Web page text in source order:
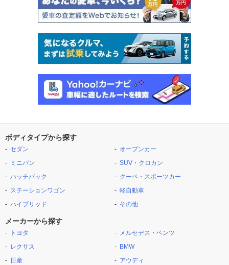
ボディタイプから探す
セダン
ミニバン
ハッチバック
ステーションワゴン
ハイブリッド
オープンカー
SUV・クロカン
クーペ・スポーツカー
軽自動車
その他
メーカーから探す
トヨタ
レクサス
日産
メルセデス・ベンツ
BMW
アウディ